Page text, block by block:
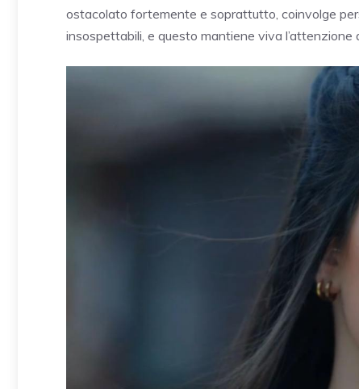
ostacolato fortemente e soprattutto, coinvolge
insospettabili, e questo mantiene viva l’attenzione